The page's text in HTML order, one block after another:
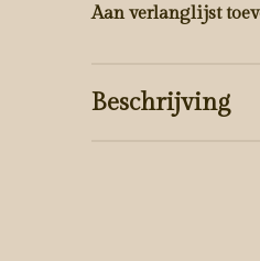
Aan verlanglijst
Beschrijving